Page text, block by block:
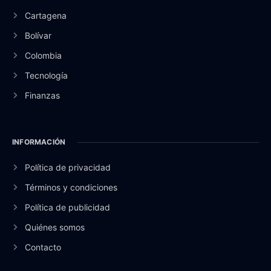
Cartagena
Bolívar
Colombia
Tecnología
Finanzas
INFORMACIÓN
Política de privacidad
Términos y condiciones
Política de publicidad
Quiénes somos
Contacto